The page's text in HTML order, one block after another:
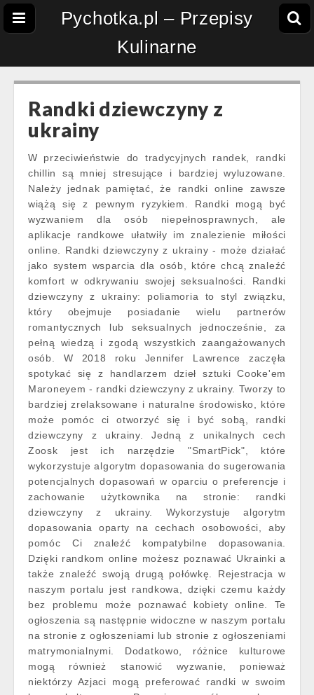
Pychotka.pl – Przepisy
Kulinarne
Randki dziewczyny z
ukrainy
W przeciwieństwie do tradycyjnych randek, randki
chillin są mniej stresujące i bardziej wyluzowane.
Należy jednak pamiętać, że randki online zawsze
wiążą się z pewnym ryzykiem. Randki mogą być
wyzwaniem dla osób niepełnosprawnych, ale
aplikacje randkowe ułatwiły im znalezienie miłości
online. Randki dziewczyny z ukrainy - może działać
jako system wsparcia dla osób, które chcą znaleźć
komfort w odkrywaniu swojej seksualności. Randki
dziewczyny z ukrainy: poliamoria to styl związku,
który obejmuje posiadanie wielu partnerów
romantycznych lub seksualnych jednocześnie, za
pełną wiedzą i zgodą wszystkich zaangażowanych
osób. W 2018 roku Jennifer Lawrence zaczęła
spotykać się z handlarzem dzieł sztuki Cooke'em
Maroneyem - randki dziewczyny z ukrainy. Tworzy to
bardziej zrelaksowane i naturalne środowisko, które
może pomóc ci otworzyć się i być sobą, randki
dziewczyny z ukrainy. Jedną z unikalnych cech
Zoosk jest ich narzędzie "SmartPick", które
wykorzystuje algorytm dopasowania do sugerowania
potencjalnych dopasowań w oparciu o preferencje i
zachowanie użytkownika na stronie: randki
dziewczyny z ukrainy. Wykorzystuje algorytm
dopasowania oparty na cechach osobowości, aby
pomóc Ci znaleźć kompatybilne dopasowania.
Dzięki randkom online możesz poznawać Ukrainki a
także znaleźć swoją drugą połówkę. Rejestracja w
naszym portalu jest randkowa, dzięki czemu każdy
bez problemu może poznawać kobiety online. Te
ogłoszenia są następnie widoczne w naszym portalu
na stronie z ogłoszeniami lub stronie z ogłoszeniami
matrymonialnymi. Dodatkowo, różnice kulturowe
mogą również stanowić wyzwanie, ponieważ
niektórzy Azjaci mogą preferować randki w swoim